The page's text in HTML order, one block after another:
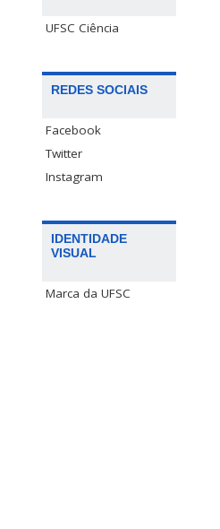
UFSC Ciência
REDES SOCIAIS
Facebook
Twitter
Instagram
IDENTIDADE
VISUAL
Marca da UFSC